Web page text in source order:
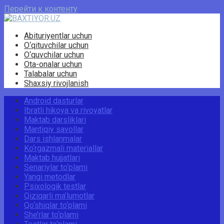
Перейти к контенту
Abituriyentlar uchun
O‘qituvchilar uchun
O‘quvchilar uchun
Ota-onalar uchun
Talabalar uchun
Shaxsiy rivojlanish
Android dasturlar
Ibratli hikoya va rivoyatlar
Maktab darsliklari
Mantiqiy savollar
Dars ishlanmalar
Ko‘rgazmali materiallar
Maktab hujjatlari
Senariylar to‘plami
Yangi metodlar
Psixologik testlar
Qiziqarli ma’lumotlar
Qo‘shiqlar to‘plami
She’rlar to‘plami